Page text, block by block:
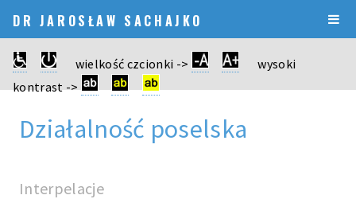
DR JAROSŁAW SACHAJKO
wielkość czcionki ->
wysoki
kontrast ->
Działalność poselska
Interpelacje